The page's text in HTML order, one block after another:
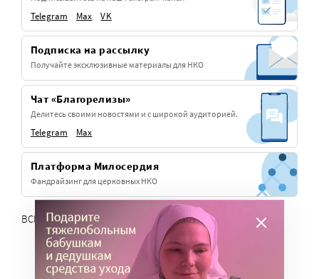
Telegram Max VK
Подписка на рассылку
Получайте эксклюзивные материалы для НКО
Чат «Благорелизы»
Делитесь своими новостями и с широкой аудиторией.
Telegram Max
Платформа Милосердия
Фандрайзинг для церковных НКО
ВСЕ СЕРВИСЫ